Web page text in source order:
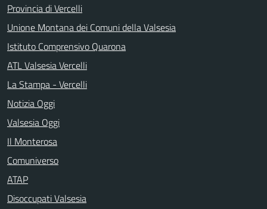
Provincia di Vercelli
Unione Montana dei Comuni della Valsesia
Istituto Comprensivo Quarona
ATL Valsesia Vercelli
La Stampa - Vercelli
Notizia Oggi
Valsesia Oggi
Il Monterosa
Comuniverso
ATAP
Disoccupati Valsesia